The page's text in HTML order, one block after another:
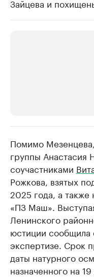
Зайцева и
Крупнейшие
продавцы
Ознакомьтесь с
Помимо
группы Анастасия
соучастниками
Рожкова, взятых
2025 года, а
«ПЗ Маш».
Ленинского
юстиции сообщила
экспертизе. Срок
даты натурного
назначенного на 19